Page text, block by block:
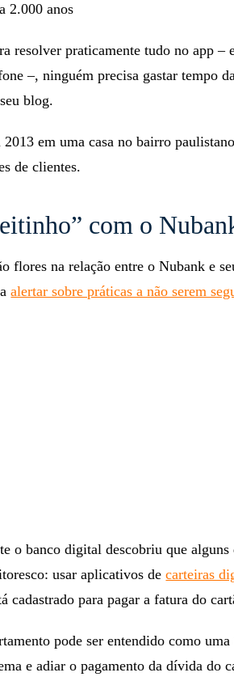
2.000 anos
resolver praticamente tudo no app –
–, ninguém precisa gastar tempo
blog.
2013 em uma casa no bairro
de clientes.
com o
flores na relação entre o Nubank e
alertar sobre práticas a não serem
o banco digital descobriu que
usar aplicativos decarteiras
cadastrado para pagar a fatura do
pode ser entendido como
e adiar o pagamento da dívida do